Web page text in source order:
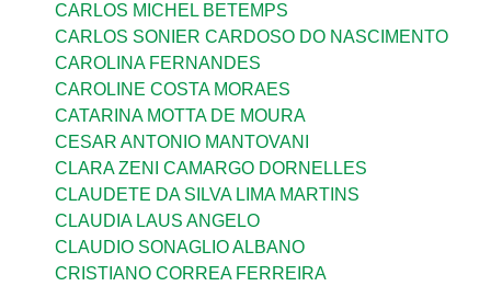
CARLOS MICHEL BETEMPS
CARLOS SONIER CARDOSO DO NASCIMENTO
CAROLINA FERNANDES
CAROLINE COSTA MORAES
CATARINA MOTTA DE MOURA
CESAR ANTONIO MANTOVANI
CLARA ZENI CAMARGO DORNELLES
CLAUDETE DA SILVA LIMA MARTINS
CLAUDIA LAUS ANGELO
CLAUDIO SONAGLIO ALBANO
CRISTIANO CORREA FERREIRA